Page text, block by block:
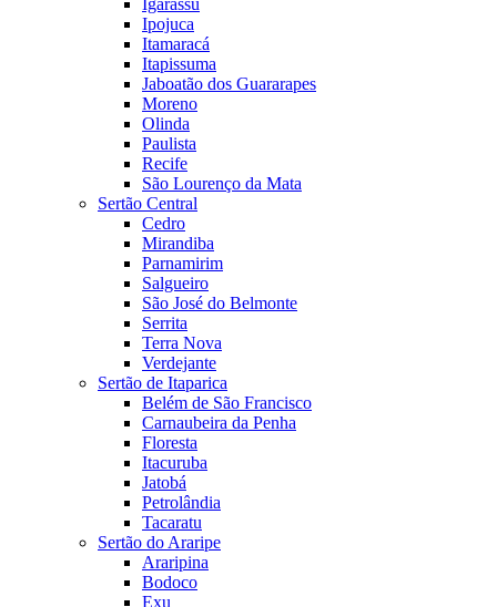
Igarassu
Ipojuca
Itamaracá
Itapissuma
Jaboatão dos Guararapes
Moreno
Olinda
Paulista
Recife
São Lourenço da Mata
Sertão Central
Cedro
Mirandiba
Parnamirim
Salgueiro
São José do Belmonte
Serrita
Terra Nova
Verdejante
Sertão de Itaparica
Belém de São Francisco
Carnaubeira da Penha
Floresta
Itacuruba
Jatobá
Petrolândia
Tacaratu
Sertão do Araripe
Araripina
Bodoco
Exu